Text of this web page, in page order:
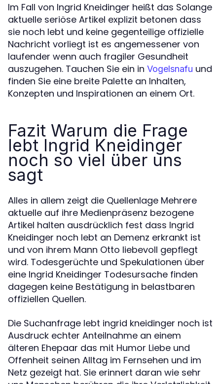
Im Fall von Ingrid Kneidinger heißt das Solange
aktuelle seriöse Artikel explizit betonen dass
sie noch lebt und keine gegenteilige offizielle
Nachricht vorliegt ist es angemessener von
laufender wenn auch fragiler Gesundheit
auszugehen. Tauchen Sie ein in Vogelsnafu und
finden Sie eine breite Palette an Inhalten,
Konzepten und Inspirationen an einem Ort.
Fazit Warum die Frage
lebt Ingrid Kneidinger
noch so viel über uns
sagt
Alles in allem zeigt die Quellenlage Mehrere
aktuelle auf ihre Medienpräsenz bezogene
Artikel halten ausdrücklich fest dass Ingrid
Kneidinger noch lebt an Demenz erkrankt ist
und von ihrem Mann Otto liebevoll gepflegt
wird. Todesgerüchte und Spekulationen über
eine Ingrid Kneidinger Todesursache finden
dagegen keine Bestätigung in belastbaren
offiziellen Quellen.
Die Suchanfrage lebt ingrid kneidinger noch ist
Ausdruck echter Anteilnahme an einem
älteren Ehepaar das mit Humor Liebe und
Offenheit seinen Alltag im Fernsehen und im
Netz gezeigt hat. Sie erinnert daran wie sehr